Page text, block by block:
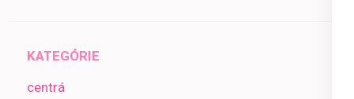
KATEGÓRIE
centrá